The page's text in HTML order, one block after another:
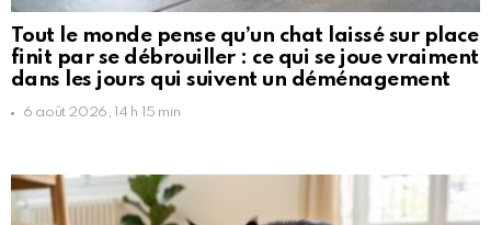
Tout le monde pense qu’un chat laissé sur place
finit par se débrouiller : ce qui se joue vraiment
dans les jours qui suivent un déménagement
6 août 2026, 14 h 15 min